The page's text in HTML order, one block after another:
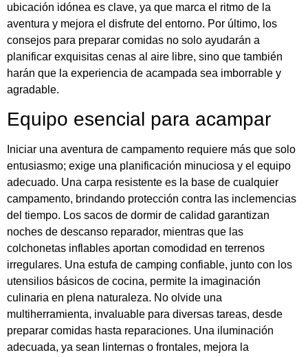
ubicación idónea es clave, ya que marca el ritmo de la
aventura y mejora el disfrute del entorno. Por último, los
consejos para preparar comidas no solo ayudarán a
planificar exquisitas cenas al aire libre, sino que también
harán que la experiencia de acampada sea imborrable y
agradable.
Equipo esencial para acampar
Iniciar una aventura de campamento requiere más que solo
entusiasmo; exige una planificación minuciosa y el equipo
adecuado. Una carpa resistente es la base de cualquier
campamento, brindando protección contra las inclemencias
del tiempo. Los sacos de dormir de calidad garantizan
noches de descanso reparador, mientras que las
colchonetas inflables aportan comodidad en terrenos
irregulares. Una estufa de camping confiable, junto con los
utensilios básicos de cocina, permite la imaginación
culinaria en plena naturaleza. No olvide una
multiherramienta, invaluable para diversas tareas, desde
preparar comidas hasta reparaciones. Una iluminación
adecuada, ya sean linternas o frontales, mejora la